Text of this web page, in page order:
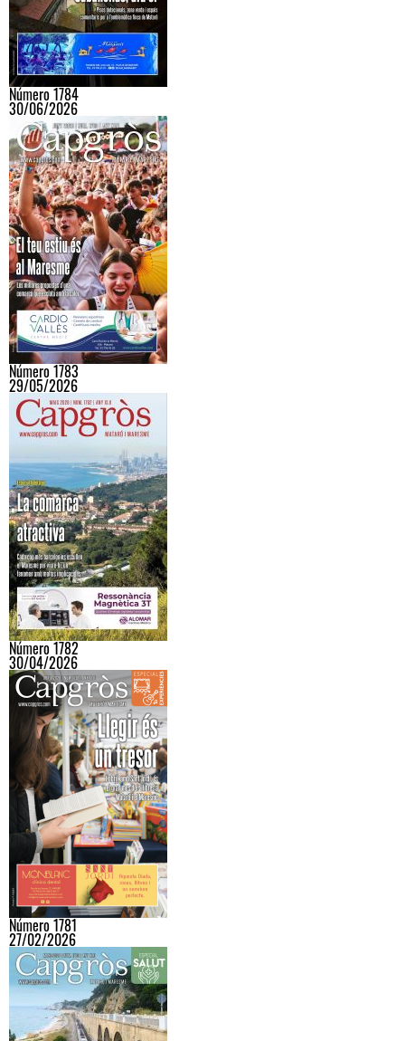
Número 1784
30/06/2026
Número 1783
29/05/2026
Número 1782
30/04/2026
Número 1781
27/02/2026